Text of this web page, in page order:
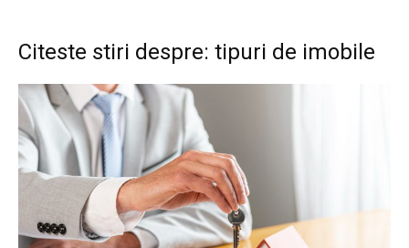
Citeste stiri despre: tipuri de imobile